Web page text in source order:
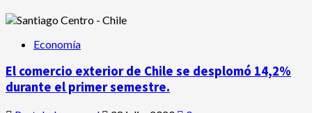
Economía
El comercio exterior de Chile se desplomó 14,2%
durante el primer semestre.